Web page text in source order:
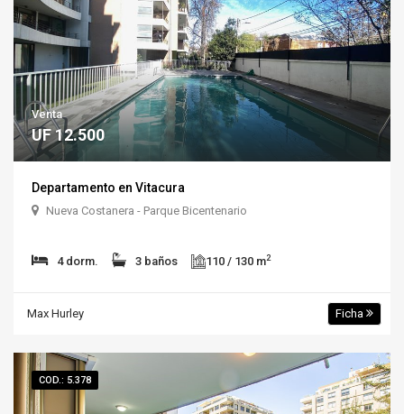
Venta
UF 12.500
Departamento en Vitacura
Nueva Costanera - Parque Bicentenario
4 dorm. 3 baños 110 / 130 m2
Max Hurley Ficha
COD.: 5.378